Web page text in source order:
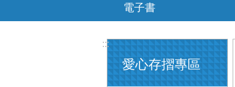
電子書
:::
愛心存摺專區